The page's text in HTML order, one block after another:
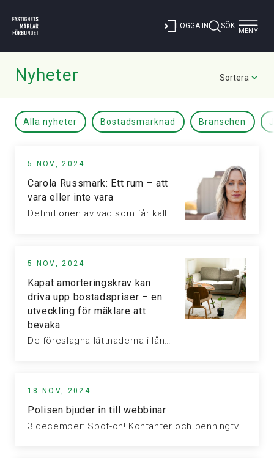
LOGGA IN SÖK Toggle
MENY
Nyheter
Alla nyheter Bostadsmarknad Branschen
Sortera
5 NOV, 2024
Carola Russmark: Ett rum – att
vara eller inte vara
5 NOV, 2024
Kapat amorteringskrav kan
driva upp bostadspriser – en
utveckling för mäklare att
bevaka
De föreslagna lättnaderna i lånevillkor väntas öka efterfrågan på bostäder och driva…
18 NOV, 2024
Polisen bjuder in till webbinar